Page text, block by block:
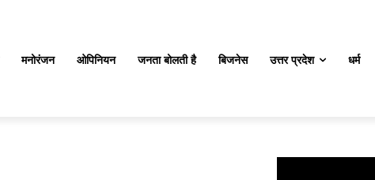
मनोरंजन ओपिनियन जनता बोलती है बिजनेस उत्तर प्रदेश धर्म